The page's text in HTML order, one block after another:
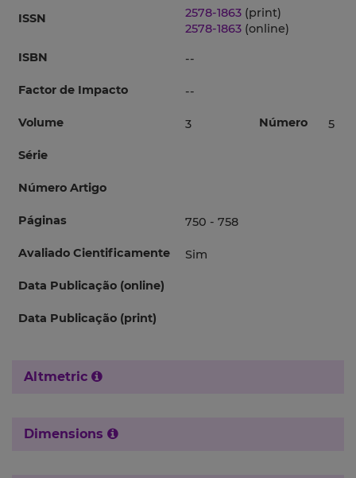
ISSN 2578-1863 (print)
2578-1863 (online)
ISBN
--
Factor de Impacto --
Volume 3 Número 5
Série
Número Artigo
Páginas 750 - 758
Avaliado Cientificamente Sim
Data Publicação (online)
Data Publicação (print)
Altmetric
Dimensions